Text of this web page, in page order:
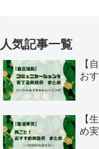
人気記事一覧
【
お
【
め